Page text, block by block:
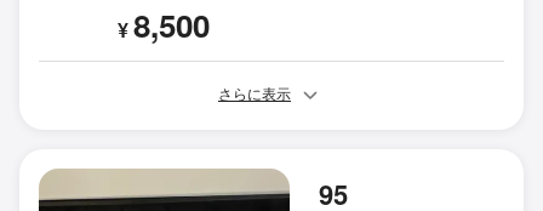
¥8,500
さらに表示
95